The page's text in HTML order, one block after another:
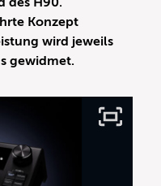
Konzept
wird jeweils
gewidmet.